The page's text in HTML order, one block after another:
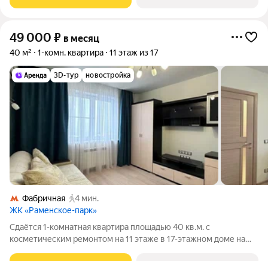
49 000 ₽ в месяц
40 м² 1-комн. квартира 11 этаж из 17
3D-тур новостройка
Фабричная
4 мин.
ЖК «Раменское-парк»
Сдаётся 1-комнатная квартира площадью 40 кв.м. с
косметическим ремонтом на 11 этаже в 17-этажном доме на